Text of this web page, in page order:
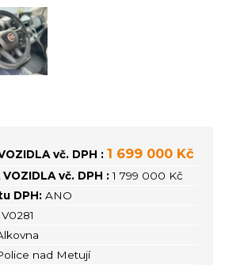
vč. DPH : 1 699 000 Kč
VOZIDLA vč. DPH : 1 799 000 Kč
DPH: ANO
V0281
nad Metují